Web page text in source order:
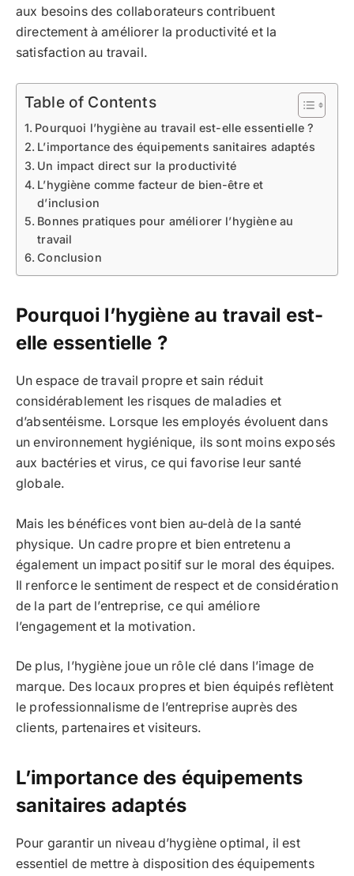
aux besoins des collaborateurs contribuent
directement à améliorer la productivité et la
satisfaction au travail.
Table of Contents
Pourquoi l’hygiène au travail est-elle essentielle ?
L’importance des équipements sanitaires adaptés
Un impact direct sur la productivité
L’hygiène comme facteur de bien-être et
d’inclusion
Bonnes pratiques pour améliorer l’hygiène au
travail
Conclusion
Pourquoi l’hygiène au travail est-
elle essentielle ?
Un espace de travail propre et sain réduit
considérablement les risques de maladies et
d’absentéisme. Lorsque les employés évoluent dans
un environnement hygiénique, ils sont moins exposés
aux bactéries et virus, ce qui favorise leur santé
globale.
Mais les bénéfices vont bien au-delà de la santé
physique. Un cadre propre et bien entretenu a
également un impact positif sur le moral des équipes.
Il renforce le sentiment de respect et de considération
de la part de l’entreprise, ce qui améliore
l’engagement et la motivation.
De plus, l’hygiène joue un rôle clé dans l’image de
marque. Des locaux propres et bien équipés reflètent
le professionnalisme de l’entreprise auprès des
clients, partenaires et visiteurs.
L’importance des équipements
sanitaires adaptés
Pour garantir un niveau d’hygiène optimal, il est
essentiel de mettre à disposition des équipements